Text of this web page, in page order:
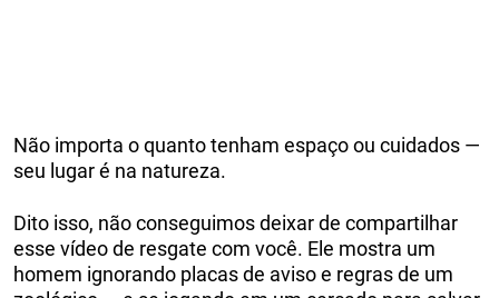
Não importa o quanto tenham espaço ou cuidados —
seu lugar é na natureza.
Dito isso, não conseguimos deixar de compartilhar
esse vídeo de resgate com você. Ele mostra um
homem ignorando placas de aviso e regras de um